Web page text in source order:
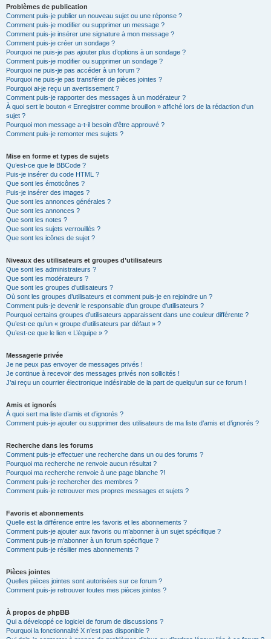
Problèmes de publication
Comment puis-je publier un nouveau sujet ou une réponse ?
Comment puis-je modifier ou supprimer un message ?
Comment puis-je insérer une signature à mon message ?
Comment puis-je créer un sondage ?
Pourquoi ne puis-je pas ajouter plus d’options à un sondage ?
Comment puis-je modifier ou supprimer un sondage ?
Pourquoi ne puis-je pas accéder à un forum ?
Pourquoi ne puis-je pas transférer de pièces jointes ?
Pourquoi ai-je reçu un avertissement ?
Comment puis-je rapporter des messages à un modérateur ?
À quoi sert le bouton « Enregistrer comme brouillon » affiché lors de la rédaction d’un
sujet ?
Pourquoi mon message a-t-il besoin d’être approuvé ?
Comment puis-je remonter mes sujets ?
Mise en forme et types de sujets
Qu’est-ce que le BBCode ?
Puis-je insérer du code HTML ?
Que sont les émoticônes ?
Puis-je insérer des images ?
Que sont les annonces générales ?
Que sont les annonces ?
Que sont les notes ?
Que sont les sujets verrouillés ?
Que sont les icônes de sujet ?
Niveaux des utilisateurs et groupes d’utilisateurs
Que sont les administrateurs ?
Que sont les modérateurs ?
Que sont les groupes d’utilisateurs ?
Où sont les groupes d’utilisateurs et comment puis-je en rejoindre un ?
Comment puis-je devenir le responsable d’un groupe d’utilisateurs ?
Pourquoi certains groupes d’utilisateurs apparaissent dans une couleur différente ?
Qu’est-ce qu’un « groupe d’utilisateurs par défaut » ?
Qu’est-ce que le lien « L’équipe » ?
Messagerie privée
Je ne peux pas envoyer de messages privés !
Je continue à recevoir des messages privés non sollicités !
J’ai reçu un courrier électronique indésirable de la part de quelqu’un sur ce forum !
Amis et ignorés
À quoi sert ma liste d’amis et d’ignorés ?
Comment puis-je ajouter ou supprimer des utilisateurs de ma liste d’amis et d’ignorés ?
Recherche dans les forums
Comment puis-je effectuer une recherche dans un ou des forums ?
Pourquoi ma recherche ne renvoie aucun résultat ?
Pourquoi ma recherche renvoie à une page blanche ?!
Comment puis-je rechercher des membres ?
Comment puis-je retrouver mes propres messages et sujets ?
Favoris et abonnements
Quelle est la différence entre les favoris et les abonnements ?
Comment puis-je ajouter aux favoris ou m’abonner à un sujet spécifique ?
Comment puis-je m’abonner à un forum spécifique ?
Comment puis-je résilier mes abonnements ?
Pièces jointes
Quelles pièces jointes sont autorisées sur ce forum ?
Comment puis-je retrouver toutes mes pièces jointes ?
À propos de phpBB
Qui a développé ce logiciel de forum de discussions ?
Pourquoi la fonctionnalité X n’est pas disponible ?